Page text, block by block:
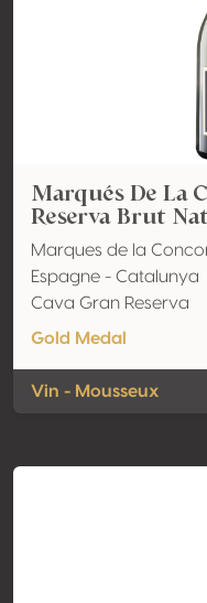
Marqués De La
Reserva Brut
Marques de la
Espagne - Catalunya
Cava Gran Reserva
Gold Medal
Vin - Mousseux